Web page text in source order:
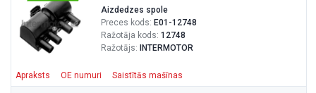
Aizdedzes spole
Preces kods: E01-12748
Ražotāja kods: 12748
Ražotājs:
INTERMOTOR
Apraksts OE numuri Saistītās mašīnas